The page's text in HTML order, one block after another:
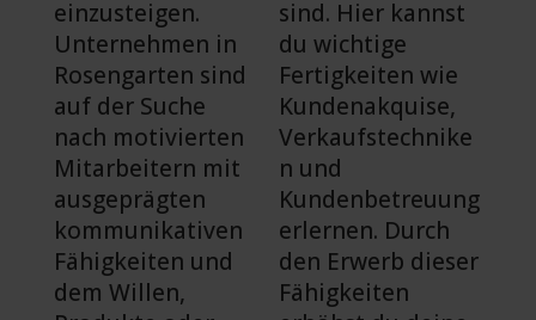
einzusteigen.
Unternehmen in
Rosengarten sind
auf der Suche
nach motivierten
Mitarbeitern mit
ausgeprägten
kommunikativen
Fähigkeiten und
dem Willen,
sind. Hier kannst
du wichtige
Fertigkeiten wie
Kundenakquise,
Verkaufstechnike
n und
Kundenbetreuung
erlernen. Durch
den Erwerb dieser
Fähigkeiten